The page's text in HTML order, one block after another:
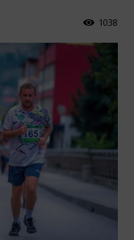
1038